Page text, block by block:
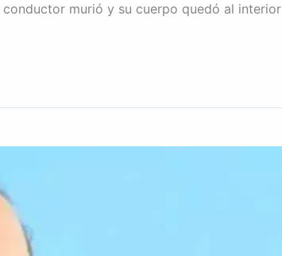
murió y su cuerpo quedó al interior